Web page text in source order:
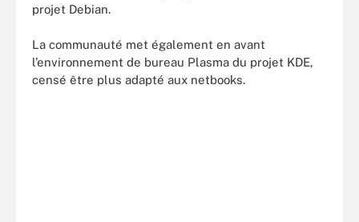
projet Debian.
La communauté met également en avant
l’environnement de bureau Plasma du projet KDE,
censé être plus adapté aux netbooks.